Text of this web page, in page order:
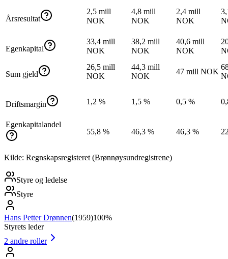
Årsresultat
2,5 mill
NOK
4,8 mill
NOK
2,4 mill
NOK
Egenkapital
33,4 mill
NOK
38,2 mill
NOK
40,6 mill
NOK
Sum gjeld
26,5 mill
NOK
44,3 mill
NOK
47 mill NOK
Driftsmargin 1,2 % 1,5 % 0,5 %
Egenkapitalandel
55,8 %
46,3 % 46,3 %
Kilde: Regnskapsregisteret (Brønnøysundregistrene)
Styre og ledelse
Styre
Hans Petter Drønnen(1959)100%
Styrets leder
2 andre roller